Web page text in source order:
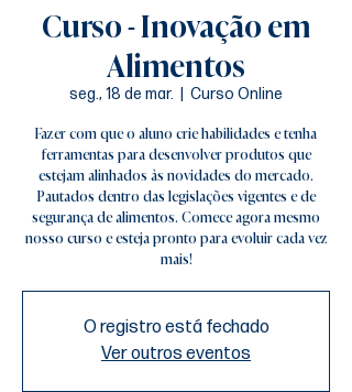
Curso - Inovação em
Alimentos
seg., 18 de mar. Curso Online
Fazer com que o aluno crie habilidades e tenha
ferramentas para desenvolver produtos que
estejam alinhados às novidades do mercado.
Pautados dentro das legislações vigentes e de
segurança de alimentos. Comece agora mesmo
nosso curso e esteja pronto para evoluir cada vez
mais!
O registro está fechado
Ver outros eventos